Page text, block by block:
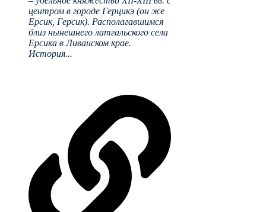
центром в городе Герцикэ (он же
Ерсик, Герсик). Располагавшимся
близ нынешнего латгальского села
Ерсика в Ливанском крае.
История...